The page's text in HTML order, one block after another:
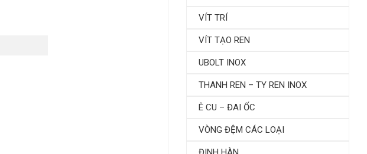
VÍT TRÍ
VÍT TẠO REN
UBOLT INOX
THANH REN – TY REN INOX
Ê CU – ĐAI ỐC
VÒNG ĐỆM CÁC LOẠI